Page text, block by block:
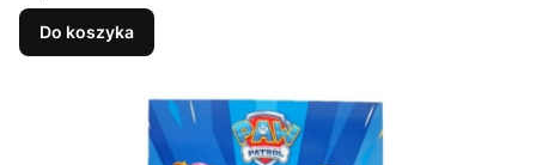
Do koszyka